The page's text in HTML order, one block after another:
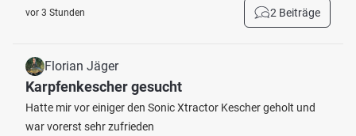
vor 3 Stunden 2 Beiträge
Florian Jäger
Karpfenkescher gesucht
Hatte mir vor einiger den Sonic Xtractor Kescher geholt und
war vorerst sehr zufrieden